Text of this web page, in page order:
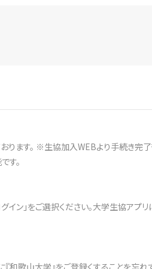
ります。 ※生協加入WEBより手続き完了
す。
イン」をご選択ください。大学生協アプ
『和歌山大学』をご登録くすることを忘